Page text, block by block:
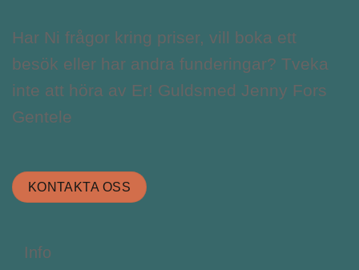
Har Ni frågor kring priser, vill boka ett
besök eller har andra funderingar? Tveka
inte att höra av Er! Guldsmed Jenny Fors
Gentele
KONTAKTA OSS
Info